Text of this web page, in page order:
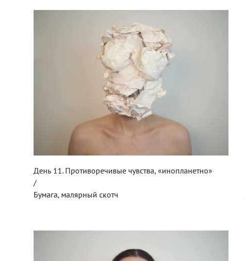
День 11. Противоречивые чувства, «инопланетно»
/
Бумага, малярный скотч